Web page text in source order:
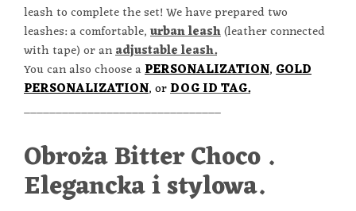
leash to complete the set! We have prepared two
leashes: a comfortable,urban leash(leather connected
with tape) or anadjustable leash.
You can also choose aPERSONALIZATION,GOLD
PERSONALIZATION, orDOG ID TAG.
_______________________________
Obroża Bitter Choco .
Elegancka i stylowa.